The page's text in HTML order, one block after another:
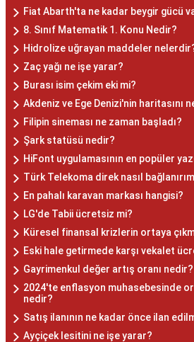
Fiat Abarth'ta ne kadar beygir gücü
8. Sınıf Matematik 1. Konu Nedir?
Hidrolize uğrayan maddeler
Zaç yağı ne işe yarar?
Burası isim çekim eki mi?
Akdeniz ve Ege Denizi'nin haritasını
Filipin sineması ne zaman başladı?
Şark statüsü nedir?
HiFont uygulamasının en popüler
Türk Telekoma direk nasıl
En pahalı karavan markası hangisi?
LG'de Tabii ücretsiz mi?
Küresel finansal krizlerin ortaya
Eski hale getirmede karşı vekalet
Gayrimenkul değer artış oranı nedir?
2024'te enflasyon muhasebesinde
nedir?
Satış ilanının ne kadar önce ilan
Ayçiçek lesitini ne işe yarar?